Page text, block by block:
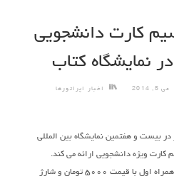
کارت دانشجویی
نمایشگاه کتاب
اخبار اپراتورها
بیست و هفتمین نمایشگاه بین المللی
ویژه دانشجویی ارائه می کند.
فروش سیم کارت دانشجویی همراه اول با قیمت ۵۰۰۰ تومان و شارژ